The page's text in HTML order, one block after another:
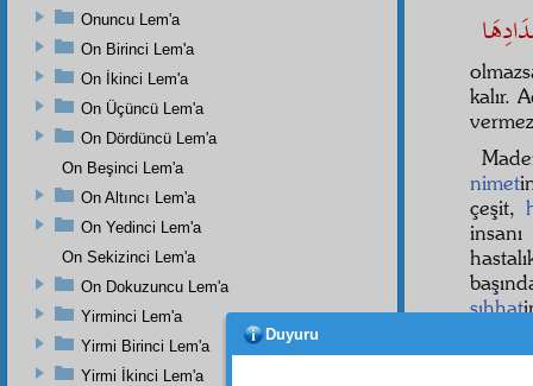
kalır.
nimet
çeşit,
sıhhat
sarf
Onuncu Lem'a
On Birinci Lem'a
On İkinci Lem'a
On Üçüncü Lem'a
On Dördüncü Lem'a
On Beşinci Lem'a
On Altıncı Lem'a
On Yedinci Lem'a
On Sekizinci Lem'a
On Dokuzuncu Lem'a
Yirminci Lem'a
Yirmi Birinci Lem'a
Yirmi İkinci Lem'a
Duyuru